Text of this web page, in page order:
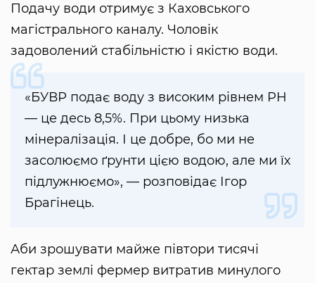
Подачу води отримує з Каховського
магістрального каналу. Чоловік
задоволений стабільністю і якістю води.
«БУВР подає воду з високим рівнем PH
— це десь 8,5%. При цьому низька
мінералізація. І це добре, бо ми не
засолюємо ґрунти цією водою, але ми їх
підлужнюємо», — розповідає Ігор
Брагінець.
Аби зрошувати майже півтори тисячі
гектар землі фермер витратив минулого